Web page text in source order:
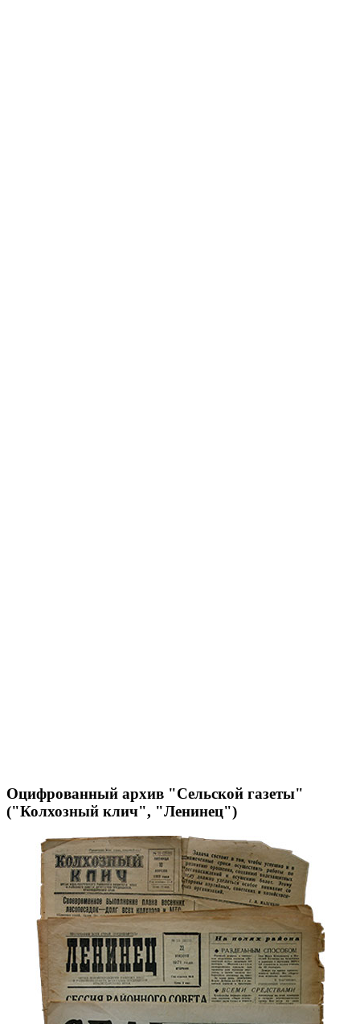
Оцифрованный архив "Сельской газеты"
("Колхозный клич", "Ленинец")